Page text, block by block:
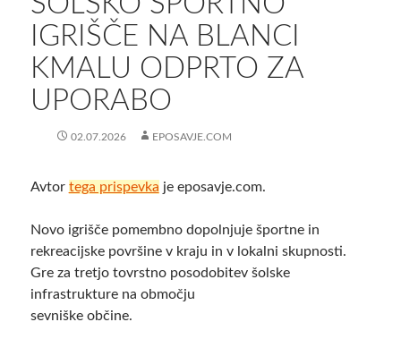
IGRIŠČE NA BLANCI
KMALU ODPRTO ZA
UPORABO
02.07.2026 EPOSAVJE.COM
Avtor tega prispevka je eposavje.com.
Novo igrišče pomembno dopolnjuje športne in
rekreacijske površine v kraju in v lokalni skupnosti.
Gre za tretjo tovrstno posodobitev šolske
infrastrukture na območju
sevniške občine.